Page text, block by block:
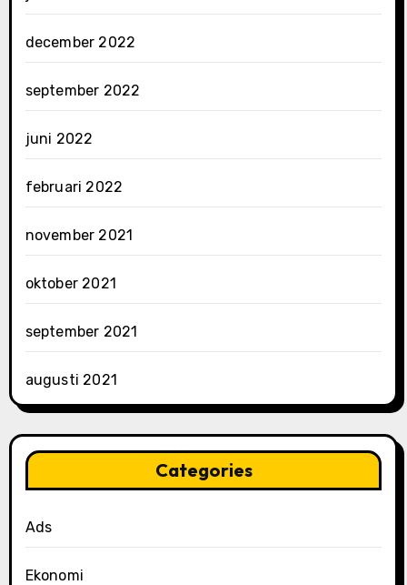
december 2022
september 2022
juni 2022
februari 2022
november 2021
oktober 2021
september 2021
augusti 2021
Categories
Ads
Ekonomi